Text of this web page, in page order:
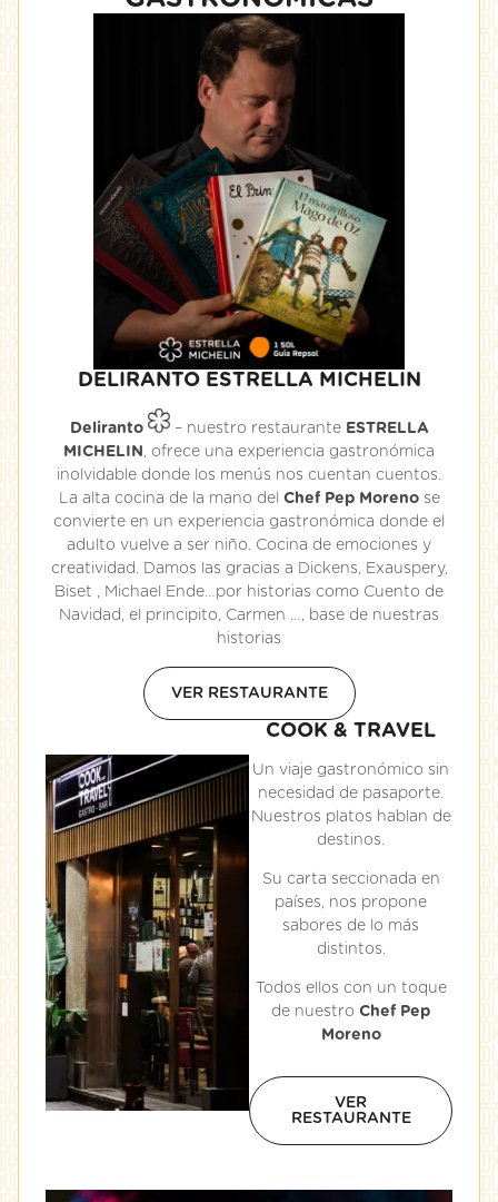
COOK & TRAVEL
Un viaje gastronómico sin
necesidad de pasaporte.
Nuestros platos hablan de
destinos.
Su carta seccionada en
países, nos propone
sabores de lo más
distintos.
Todos ellos con un toque
de nuestro Chef Pep
Moreno
VER
RESTAURANTE
DELIRANTO ESTRELLA MICHELIN
Deliranto – nuestro restaurante ESTRELLA
MICHELIN, ofrece una experiencia gastronómica
inolvidable donde los menús nos cuentan cuentos.
La alta cocina de la mano del Chef Pep Morenose
convierte en un experiencia gastronómica donde el
adulto vuelve a ser niño. Cocina de emociones y
creatividad. Damos las gracias a Dickens, Exauspery,
Biset , Michael Ende…por historias como Cuento de
Navidad, el principito, Carmen …, base de nuestras
historias
VER RESTAURANTE